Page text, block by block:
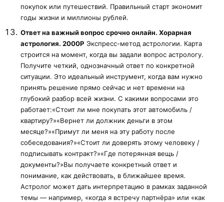
покупок или путешествий. Правильный старт экономит
годы жизни и миллионы рублей.
Ответ на важный вопрос срочно онлайн. Хорарная
астрология. 2000Р Экспресс-метод астрологии. Карта
строится на момент, когда вы задали вопрос астрологу.
Получите четкий, однозначный ответ по конкретной
ситуации. Это идеальный инструмент, когда вам нужно
принять решение прямо сейчас и нет времени на
глубокий разбор всей жизни. С какими вопросами это
работает:«Стоит ли мне покупать этот автомобиль /
квартиру?»«Вернет ли должник деньги в этом
месяце?»«Примут ли меня на эту работу после
собеседования?»«Стоит ли доверять этому человеку /
подписывать контракт?»«Где потерянная вещь /
документы?»Вы получаете конкретный ответ и
понимание, как действовать, в ближайшее время.
Астролог может дать интерпретацию в рамках заданной
темы — например, «когда я встречу партнёра» или «как